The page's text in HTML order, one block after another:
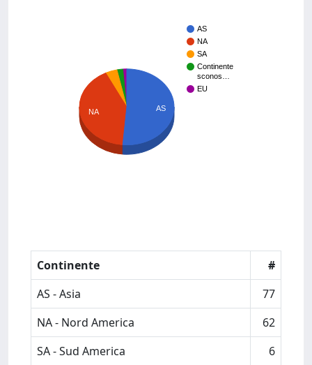
AS
NA
SA
Continente
sconos…
EU
NA AS
Continente
#
AS - Asia
77
NA - Nord America
62
SA - Sud America
6